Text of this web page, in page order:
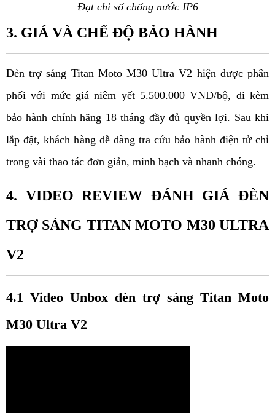
Đạt chỉ số chống nước IP6
3. GIÁ VÀ CHẾ ĐỘ BẢO HÀNH
Đèn trợ sáng Titan Moto M30 Ultra V2 hiện được phân
phối với mức giá niêm yết 5.500.000 VNĐ/bộ, đi kèm
bảo hành chính hãng 18 tháng đầy đủ quyền lợi. Sau khi
lắp đặt, khách hàng dễ dàng tra cứu bảo hành điện tử chỉ
trong vài thao tác đơn giản, minh bạch và nhanh chóng.
4. VIDEO REVIEW ĐÁNH GIÁ ĐÈN
TRỢ SÁNG TITAN MOTO M30 ULTRA
V2
4.1 Video Unbox đèn trợ sáng Titan Moto
M30 Ultra V2